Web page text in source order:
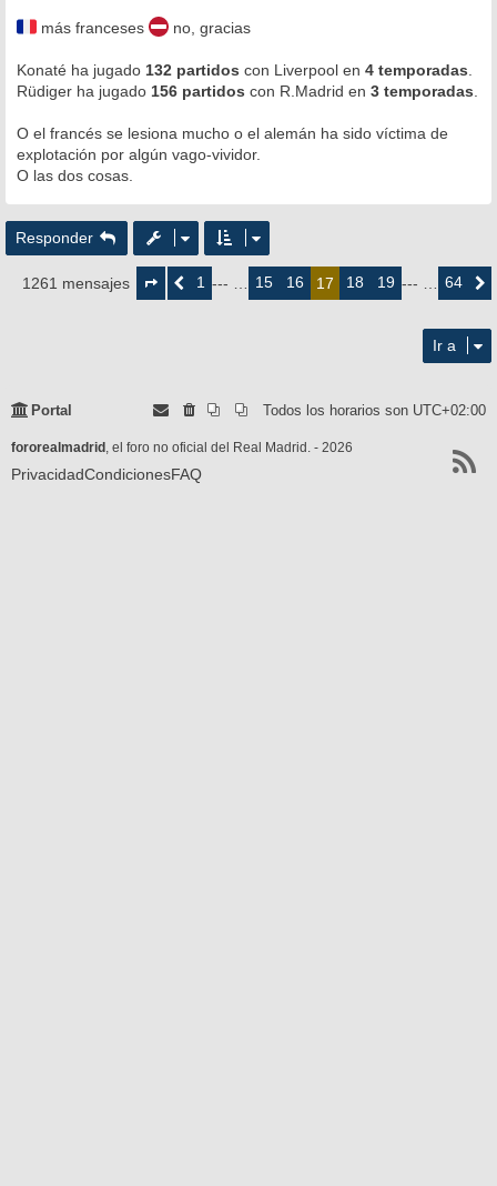
s
j
más franceses no, gracias
Konaté ha jugado 132 partidos con Liverpool en 4 temporadas
Rüdiger ha jugado 156 partidos con R.Madrid en 3 temporadas
O el francés se lesiona mucho o el alemán ha sido víctima de
explotación por algún vago-vividor.
O las dos cosas.
Responder
1261 mensajes
Página
deAnterior
1 --- … 15 16 17 18 19 --- … 64
Ir a
Portal Todos los horarios son UTC+02:00
fororealmadrid , el foro no oficial del Real Madrid. - 2026
PrivacidadCondicionesFAQ